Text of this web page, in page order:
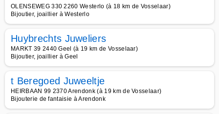
OLENSEWEG 330 2260 Westerlo (à 18 km de Vosselaar)
Bijoutier, joaillier à Westerlo
Huybrechts Juweliers
MARKT 39 2440 Geel (à 19 km de Vosselaar)
Bijoutier, joaillier à Geel
t Beregoed Juweeltje
HEIRBAAN 99 2370 Arendonk (à 19 km de Vosselaar)
Bijouterie de fantaisie à Arendonk